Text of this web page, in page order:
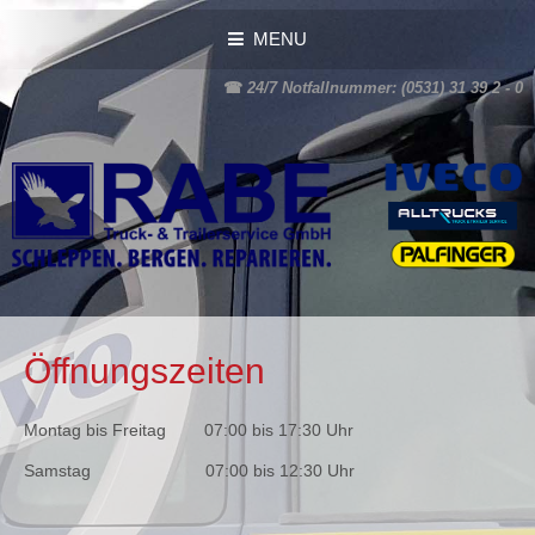
MENU
☎ 24/7 Notfallnummer: (0531) 31 39 2 - 0
Öffnungszeiten
Montag bis Freitag 07:00 bis 17:30 Uhr
Samstag 07:00 bis 12:30 Uhr